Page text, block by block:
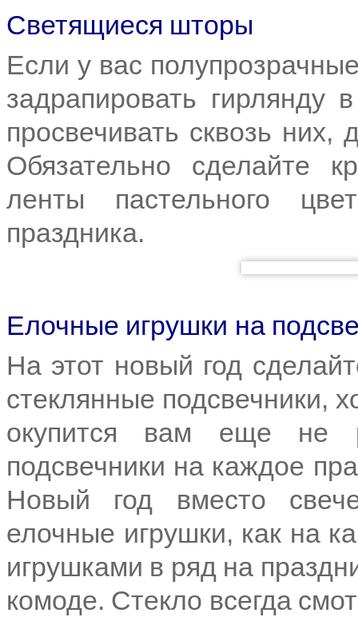
Светящиеся шторы
Если у вас
задрапировать гирлянду
просвечивать сквозь них,
Обязательно сделайте
ленты пастельного
праздника.
Елочные игрушки на
На этот новый год
стеклянные подсвечники,
окупится вам еще не
подсвечники на каждое
Новый год вместо
елочные игрушки, как на
игрушками в ряд на
комоде. Стекло всегда